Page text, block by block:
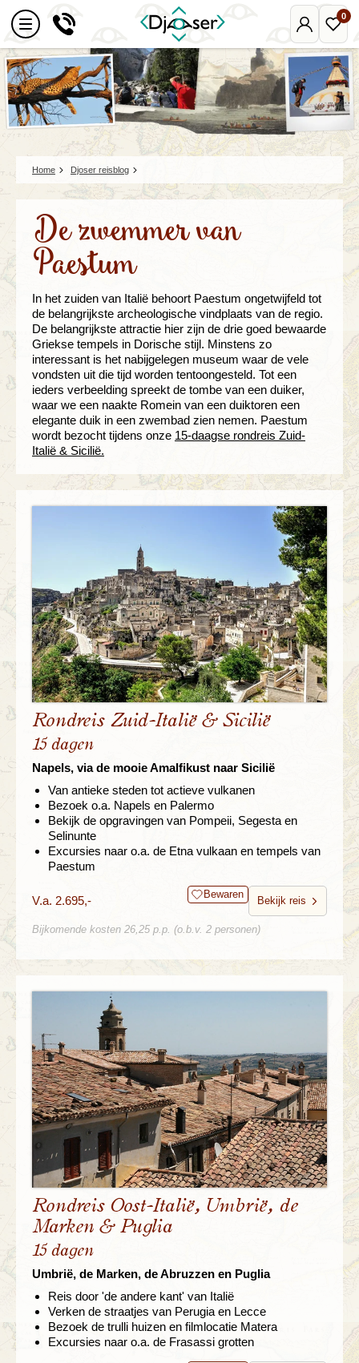
Mijn
Djoser
0
Home Djoser reisblog
De zwemmer van
Paestum
In het zuiden van Italië behoort Paestum ongetwijfeld tot
de belangrijkste archeologische vindplaats van de regio.
De belangrijkste attractie hier zijn de drie goed bewaarde
Griekse tempels in Dorische stijl. Minstens zo
interessant is het nabijgelegen museum waar de vele
vondsten uit die tijd worden tentoongesteld. Tot een
ieders verbeelding spreekt de tombe van een duiker,
waar we een naakte Romein van een duiktoren een
elegante duik in een zwembad zien nemen. Paestum
wordt bezocht tijdens onze 15-daagse rondreis Zuid-
Italië & Sicilië.
Rondreis Zuid-Italië & Sicilië
15 dagen
Napels, via de mooie Amalfikust naar Sicilië
Van antieke steden tot actieve vulkanen
Bezoek o.a. Napels en Palermo
Bekijk de opgravingen van Pompeii, Segesta en
Selinunte
Excursies naar o.a. de Etna vulkaan en tempels van
Paestum
V.a. 2.695,- Bewaren
Bekijk reis
Bijkomende kosten 26,25 p.p. (o.b.v. 2 personen)
Rondreis Oost-Italië, Umbrië, de
Marken & Puglia
15 dagen
Umbrië, de Marken, de Abruzzen en Puglia
Reis door 'de andere kant' van Italië
Verken de straatjes van Perugia en Lecce
Bezoek de trulli huizen en filmlocatie Matera
Excursies naar o.a. de Frasassi grotten